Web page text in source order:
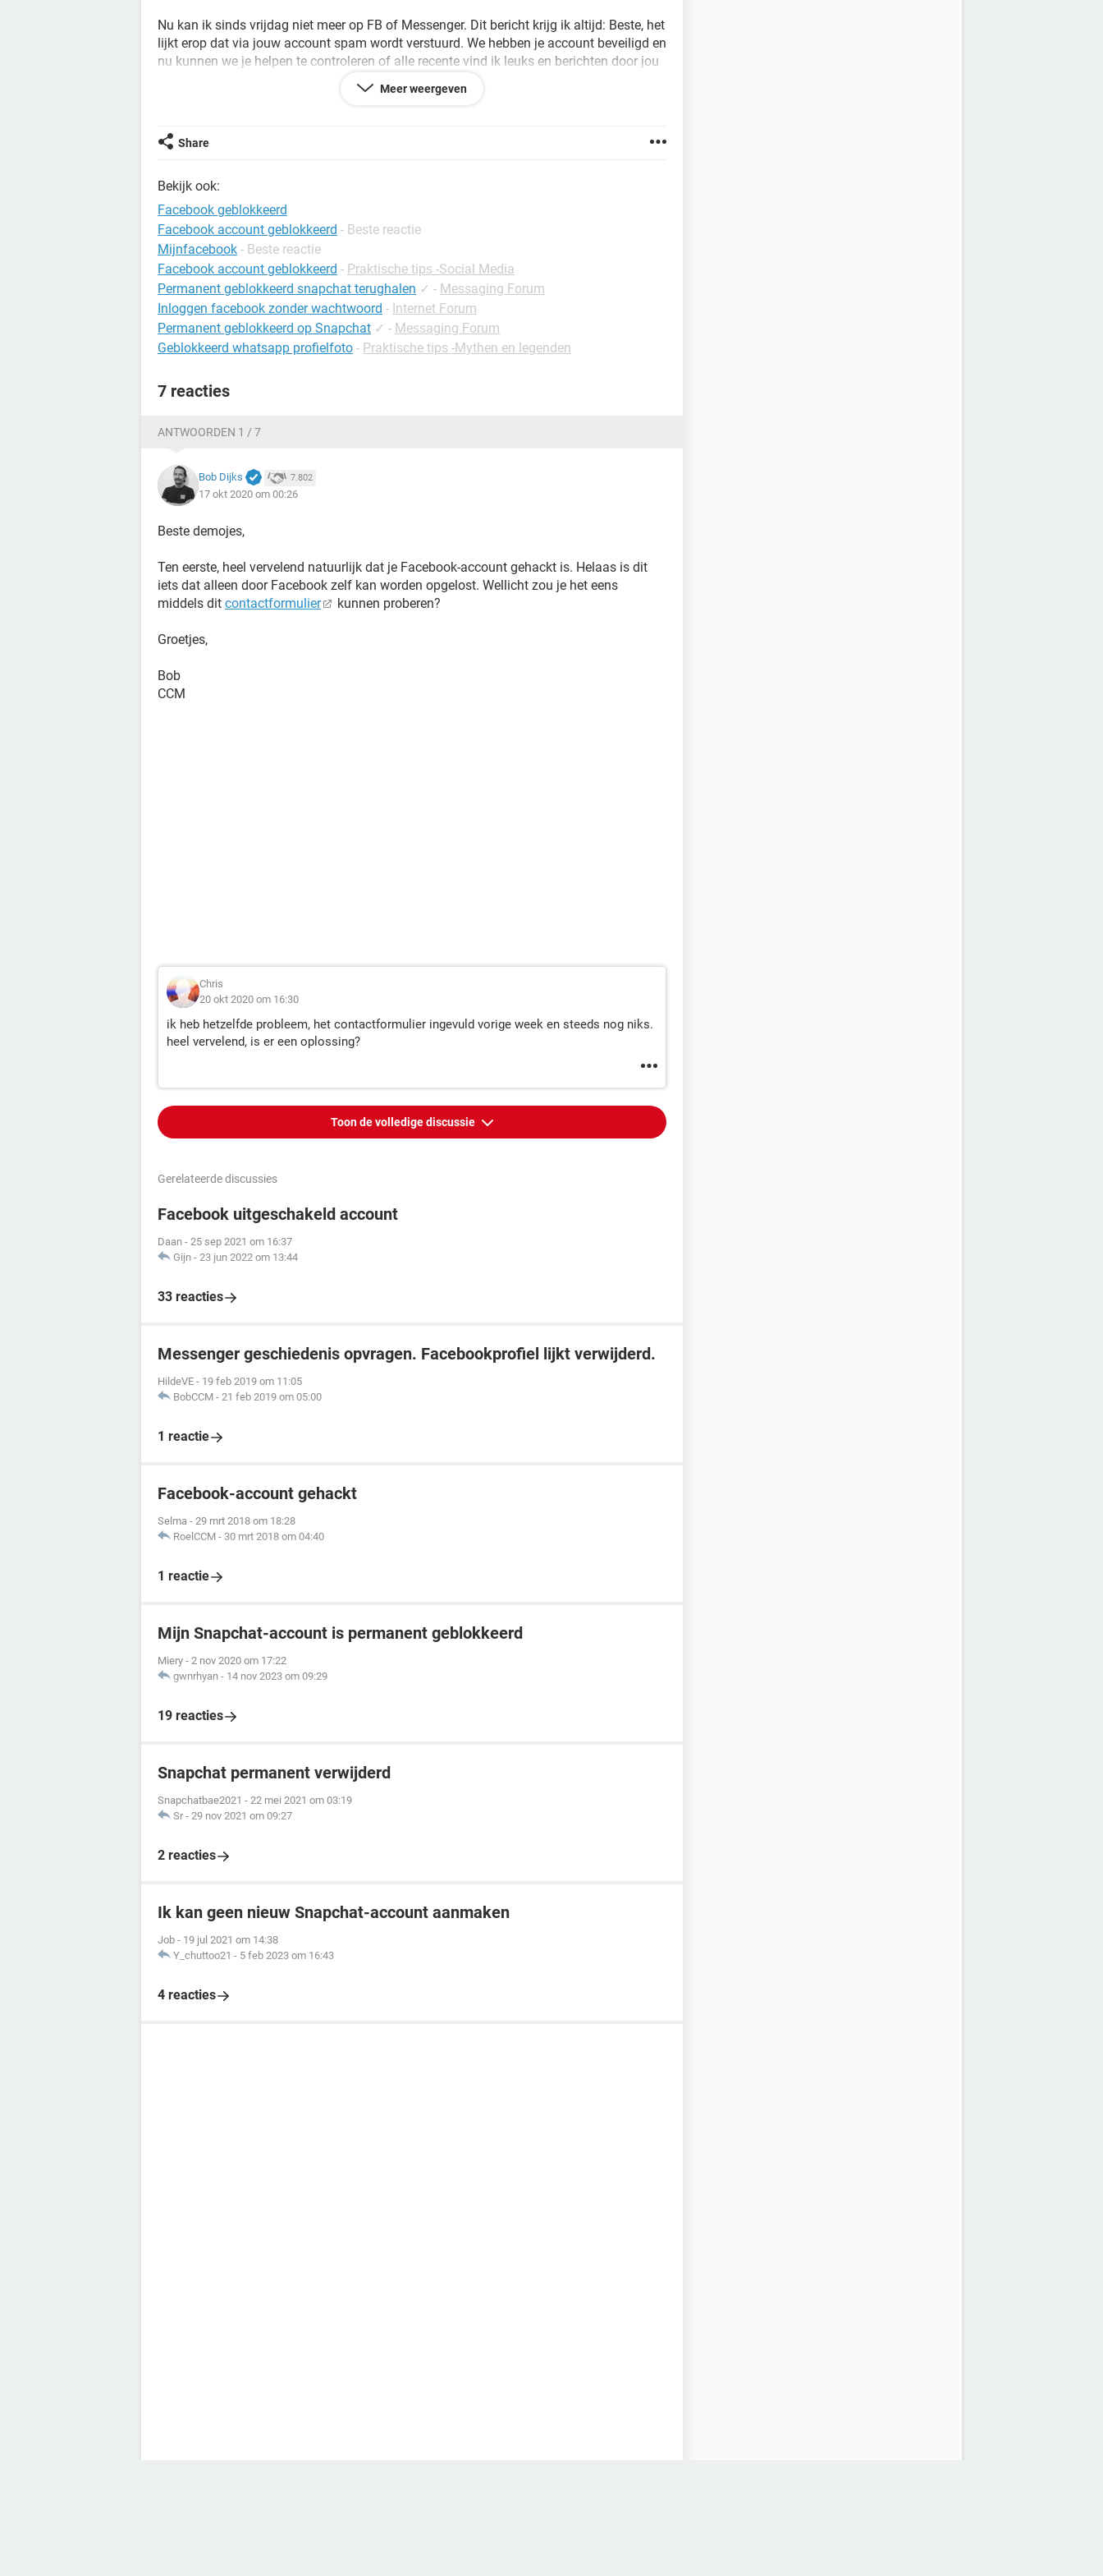
Nu kan ik sinds vrijdag niet meer op FB of Messenger. Dit bericht krijg ik altijd: Beste, het
lijkt erop dat via jouw account spam wordt verstuurd. We hebben je account beveiligd en
nu kunnen we je helpen te controleren of alle recente vind ik leuks en berichten door jou
Hoe kan ik dit oplossen?
Mvg
Configuratie:Windows / Chrome 86.0.4240.75
Meer weergeven
Share
Bekijk ook:
Facebook geblokkeerd
Facebook account geblokkeerd - Beste reactie
Mijnfacebook - Beste reactie
Facebook account geblokkeerd - Praktische tips -Social Media
Permanent geblokkeerd snapchat terughalen ✓ - Messaging Forum
Inloggen facebook zonder wachtwoord - Internet Forum
Permanent geblokkeerd op Snapchat ✓ - Messaging Forum
Geblokkeerd whatsapp profielfoto - Praktische tips -Mythen en legenden
7 reacties
ANTWOORDEN 1 / 7
Bob Dijks 7.802
17 okt 2020 om 00:26
Beste demojes,
Ten eerste, heel vervelend natuurlijk dat je Facebook-account gehackt is. Helaas is dit
iets dat alleen door Facebook zelf kan worden opgelost. Wellicht zou je het eens
middels dit contactformulier kunnen proberen?
Groetjes,
Bob
CCM
Chris
20 okt 2020 om 16:30
ik heb hetzelfde probleem, het contactformulier ingevuld vorige week en steeds nog niks.
heel vervelend, is er een oplossing?
Toon de volledige discussie
Gerelateerde discussies
Facebook uitgeschakeld account
Daan - 25 sep 2021 om 16:37
Gijn - 23 jun 2022 om 13:44
33 reacties
Messenger geschiedenis opvragen. Facebookprofiel lijkt verwijderd.
HildeVE - 19 feb 2019 om 11:05
BobCCM - 21 feb 2019 om 05:00
1 reactie
Facebook-account gehackt
Selma - 29 mrt 2018 om 18:28
RoelCCM - 30 mrt 2018 om 04:40
1 reactie
Mijn Snapchat-account is permanent geblokkeerd
Miery - 2 nov 2020 om 17:22
gwnrhyan - 14 nov 2023 om 09:29
19 reacties
Snapchat permanent verwijderd
Snapchatbae2021 - 22 mei 2021 om 03:19
Sr - 29 nov 2021 om 09:27
2 reacties
Ik kan geen nieuw Snapchat-account aanmaken
Job - 19 jul 2021 om 14:38
Y_chuttoo21 - 5 feb 2023 om 16:43
4 reacties